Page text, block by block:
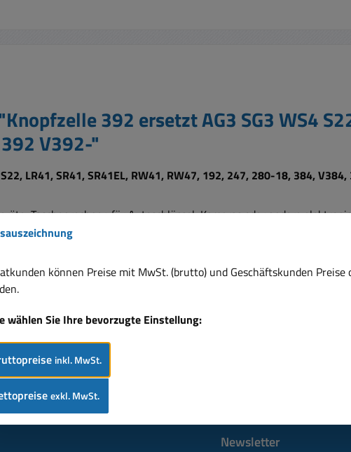
392 ersetzt AG3 SG3 WS4
V392-"
LR41, SR41, SR41EL, RW41, RW47, 192, 247, 280-18, 384,
Taschenrechner, für Autoschlüssel, Kameras oder andere
RW41, RW47, 192, 247, 280-18, 384, V384, 392, V392, 527,
Lagerfähigkeit ohne Leistungsverlust
mit 1,5Volt
nein )
Newsletter
können Preise mit MwSt. (brutto) und Geschäftskunden
wählen Sie Ihre bevorzugte Einstellung:
inkl. MwSt.
exkl. MwSt.